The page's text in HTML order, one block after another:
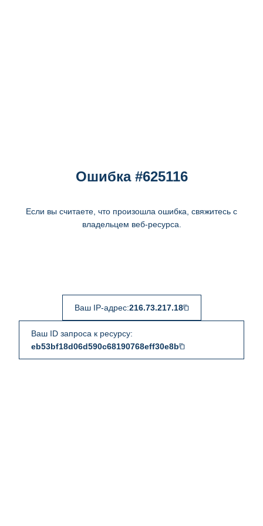
Ошибка #625116
Если вы считаете, что произошла ошибка, свяжитесь с
владельцем веб-ресурса.
Ваш IP-адрес:216.73.217.18
Ваш ID запроса к ресурсу:
eb53bf18d06d590c68190768eff30e8b